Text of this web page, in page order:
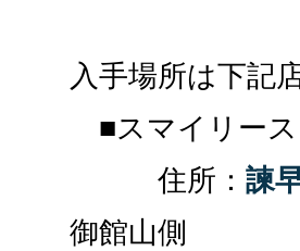
入手場所は下記店
■スマイリー
住所： 諫
御館山側